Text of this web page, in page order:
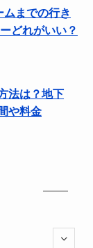
までの行き
どれがいい？
法は？地下
や料金